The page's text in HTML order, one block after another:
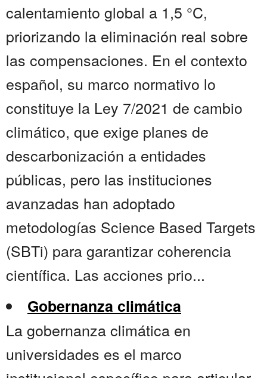
calentamiento global a 1,5 °C,
priorizando la eliminación real sobre
las compensaciones. En el contexto
español, su marco normativo lo
constituye la Ley 7/2021 de cambio
climático, que exige planes de
descarbonización a entidades
públicas, pero las instituciones
avanzadas han adoptado
metodologías Science Based Targets
(SBTi) para garantizar coherencia
científica. Las acciones prio...
Gobernanza climática
La gobernanza climática en
universidades es el marco